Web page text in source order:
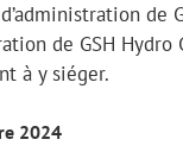
de
de GSH
à y siéger.
2024